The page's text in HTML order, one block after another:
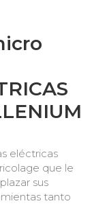
eléctricas
que le
sus
tanto